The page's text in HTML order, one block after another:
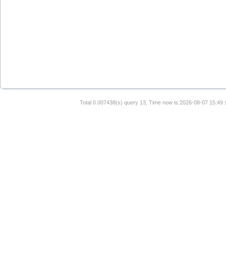
Total 0.007438(s) query 13, Time now is:2026-08-07 15:49